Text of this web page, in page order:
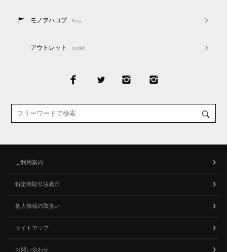
モノヲハコブ Bag
アウトレット outlet
ご利用案内
特定商取引法表示
個人情報の取扱い
サイトマップ
お問い合わせ